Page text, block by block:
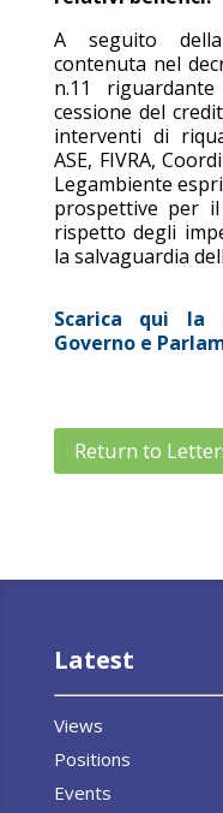
A seguito
contenuta nel
n.11
cessione del
interventi di
ASE, FIVRA,
Legambiente
prospettive per
rispetto degli
la salvaguardia
Scarica qui la
Governo e
Return to
Latest
Views
Positions
Events